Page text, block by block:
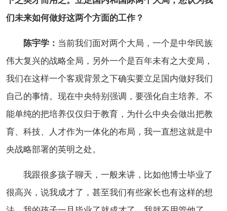
们未来如何做好这两个方面的工作？
陈宇学： 当前我们面对两个大局，一个是中华民族
伟大复兴的战略全局，另外一个是百年未有之大变局，
我们在这样一个客观背景之下确实要立足国内做好我们
自己的事情。现在中央特别强调，要强化自主培养。不
能单纯的把培养仅仅归于教育，为什么中央会做出把教
育、科技、人才作为一体化的布局，我一直想这就是中
央战略部署的英明之处。
我跟很多孩子聊天，一般来讲，比如他博士毕业了
很高兴，说我成才了，甚至我们有些家长也有这样的想